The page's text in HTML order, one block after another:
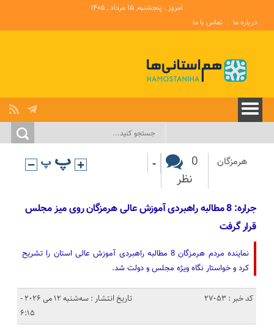
امروز : پنجشنبه, ۱۵ مرداد , ۱۴۰۵
درباره ما
تماس با ما
هرمزگان
0
نظر
-
جراره: 8 مطالبه راهبردی آموزش عالی هرمزگان روی میز مجلس
قرار گرفت
نماینده مردم هرمزگان 8 مطالبه راهبردی آموزش عالی استان را تشریح
کرد و خواستار نگاه ویژه مجلس و دولت شد.
کد خبر : 27053
تاریخ انتشار : سه‌شنبه 12 می 2026 -
6:15